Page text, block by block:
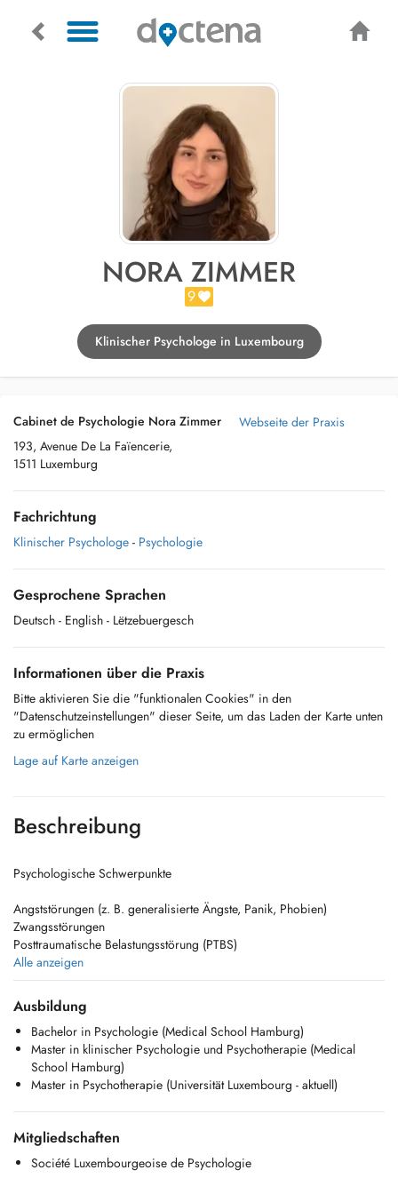
NORA ZIMMER
9
Klinischer Psychologe in Luxembourg
Cabinet de Psychologie Nora Zimmer
193, Avenue De La Faïencerie,
1511 Luxemburg
Webseite der Praxis
Fachrichtung
Klinischer Psychologe - Psychologie
Gesprochene Sprachen
Deutsch - English - Lëtzebuergesch
Informationen über die Praxis
Bitte aktivieren Sie die "funktionalen Cookies" in den
"Datenschutzeinstellungen" dieser Seite, um das Laden der Karte unten
zu ermöglichen
Lage auf Karte anzeigen
Beschreibung
Psychologische Schwerpunkte
Angststörungen (z. B. generalisierte Ängste, Panik, Phobien)
Zwangsstörungen
Posttraumatische Belastungsstörung (PTBS)
Psychische Belastungen im Zusammenhang mit chronischen
Erkrankungen
Depressive Verstimmungen und Depressionen
Fragen rund um Geschlechtsidentität und Genderdysphorie
Stress, Überforderung und Burnout
Anpassungsschwierigkeiten und Lebenskrisen
Probleme mit dem Selbstwert und Fragen zur Identität
Trennung, Verlust und Trauer
Psychological Focus Areas
Anxiety disorders (e.g., generalized anxiety, panic, phobias)
Alle anzeigen
Ausbildung
Bachelor in Psychologie (Medical School Hamburg)
Master in klinischer Psychologie und Psychotherapie (Medical
School Hamburg)
Master in Psychotherapie (Universität Luxembourg - aktuell)
Mitgliedschaften
Société Luxembourgeoise de Psychologie